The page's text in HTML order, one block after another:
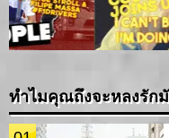
ทำไมคุณถึงจะหลงรัก